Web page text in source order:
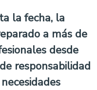
la fecha, la
a más de
desde
responsabilidad